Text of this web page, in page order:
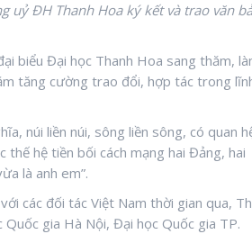
uỷ ĐH Thanh Hoa ký kết và trao văn
biểu Đại học Thanh Hoa sang thăm,
tăng cường trao đổi, hợp tác trong
núi liền núi, sông liền sông, có quan
hệ tiền bối cách mạng hai Đảng, hai
là anh em”.
các đối tác Việt Nam thời gian qua,
gia Hà Nội, Đại học Quốc gia TP.